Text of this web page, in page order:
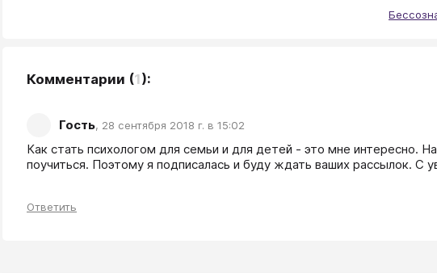
Комментарии (1):
Гость, 28 сентября 2018 г. в 15:02
Как стать психологом для семьи и для детей - это мне интересно.
поучиться. Поэтому я подписалась и буду ждать ваших рассылок. C
Ответить